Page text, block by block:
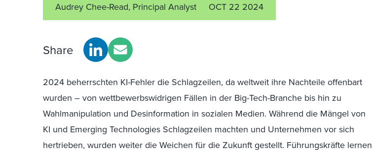
Audrey Chee-Read, Principal Analyst OCT 22 2024
Share
2024 beherrschten KI-Fehler die Schlagzeilen, da weltweit ihre Nachteile offenbart
wurden – von wettbewerbswidrigen Fällen in der Big-Tech-Branche bis hin zu
Wahlmanipulation und Desinformation in sozialen Medien. Während die Mängel von
KI und Emerging Technologies Schlagzeilen machten und Unternehmen vor sich
hertrieben, wurden weiter die Weichen für die Zukunft gestellt. Führungskräfte lernen